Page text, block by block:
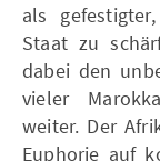
als
Staat zu
dabei den
vieler
weiter. Der
Euphorie auf